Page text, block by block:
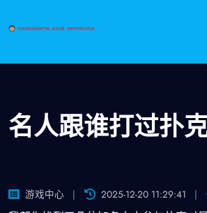
名人跟谁打过扑
游戏中心 2025-12-20 11:29:41